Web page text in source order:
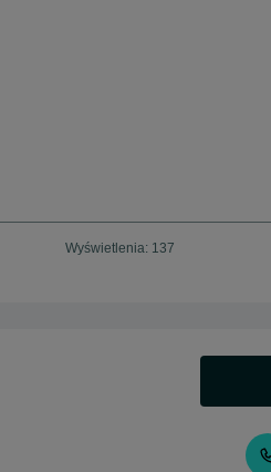
Wyświetlenia: 137